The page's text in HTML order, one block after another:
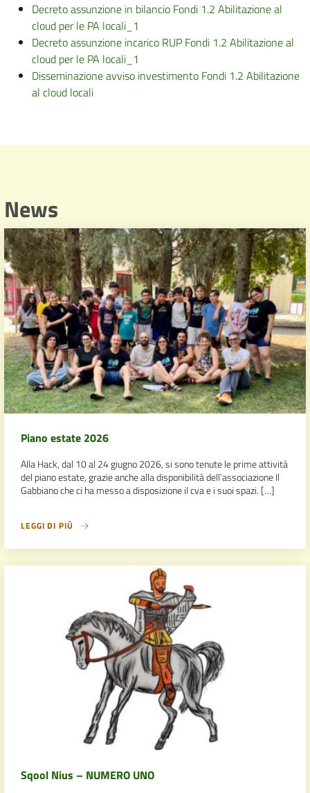
Decreto assunzione in bilancio Fondi 1.2 Abilitazione al
cloud per le PA locali_1
Decreto assunzione incarico RUP Fondi 1.2 Abilitazione al
cloud per le PA locali_1
Disseminazione avviso investimento Fondi 1.2 Abilitazione
al cloud locali
News
Piano estate 2026
Alla Hack, dal 10 al 24 giugno 2026, si sono tenute le prime attività
del piano estate, grazie anche alla disponibilità dell’associazione Il
Gabbiano che ci ha messo a disposizione il cva e i suoi spazi. […]
LEGGI DI PIÙ
Sqool Nius – NUMERO UNO